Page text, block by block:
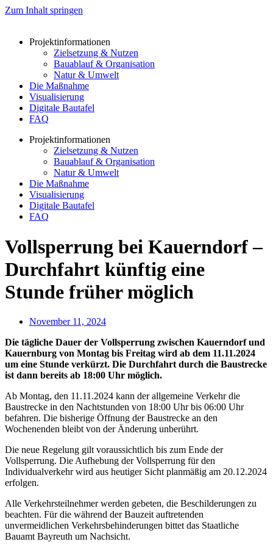
Zum Inhalt springen
Projektinformationen
Zielsetzung & Nutzen
Bauablauf & Organisation
Natur & Umwelt
Die Maßnahme
Visualisierung
Digitale Bautafel
FAQ
Projektinformationen
Zielsetzung & Nutzen
Bauablauf & Organisation
Natur & Umwelt
Die Maßnahme
Visualisierung
Digitale Bautafel
FAQ
Vollsperrung bei Kauerndorf –
Durchfahrt künftig eine
Stunde früher möglich
November 11, 2024
Die tägliche Dauer der Vollsperrung zwischen Kauerndorf und
Kauernburg von Montag bis Freitag wird ab dem 11.11.2024
um eine Stunde verkürzt. Die Durchfahrt durch die Baustrecke
ist dann bereits ab 18:00 Uhr möglich.
Ab Montag, den 11.11.2024 kann der allgemeine Verkehr die
Baustrecke in den Nachtstunden von 18:00 Uhr bis 06:00 Uhr
befahren. Die bisherige Öffnung der Baustrecke an den
Wochenenden bleibt von der Änderung unberührt.
Die neue Regelung gilt voraussichtlich bis zum Ende der
Vollsperrung. Die Aufhebung der Vollsperrung für den
Individualverkehr wird aus heutiger Sicht planmäßig am 20.12.2024
erfolgen.
Alle Verkehrsteilnehmer werden gebeten, die Beschilderungen zu
beachten. Für die während der Bauzeit auftretenden
unvermeidlichen Verkehrsbehinderungen bittet das Staatliche
Bauamt Bayreuth um Nachsicht.